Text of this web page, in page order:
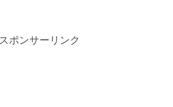
スポンサーリンク